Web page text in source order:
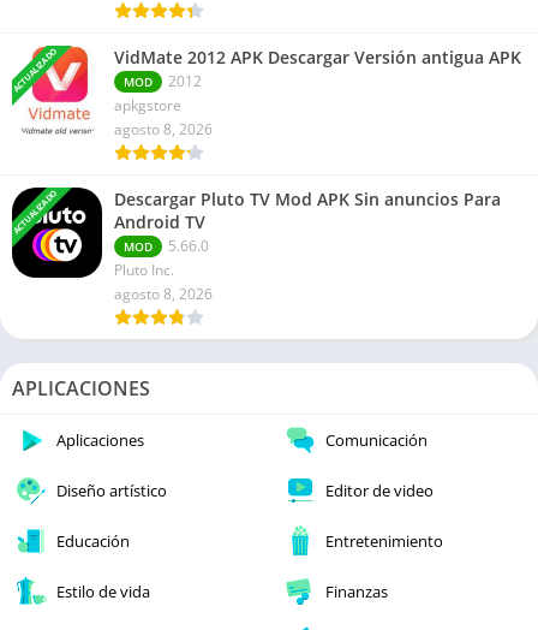
ACTUALIZADO VidMate 2012 APK Descargar Versión antigua APK
MOD
2012
apkgstore
agosto 8, 2026
ACTUALIZADO
Descargar Pluto TV Mod APK Sin anuncios Para
Android TV
MOD
5.66.0
Pluto Inc.
agosto 8, 2026
APLICACIONES
Aplicaciones Comunicación
Diseño artístico Editor de video
Educación Entretenimiento
Estilo de vida Finanzas